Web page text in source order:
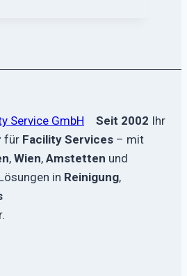
Seit 2002 Ihr
für Facility Services – mit
, Wien, Amstetten und
in Reinigung,